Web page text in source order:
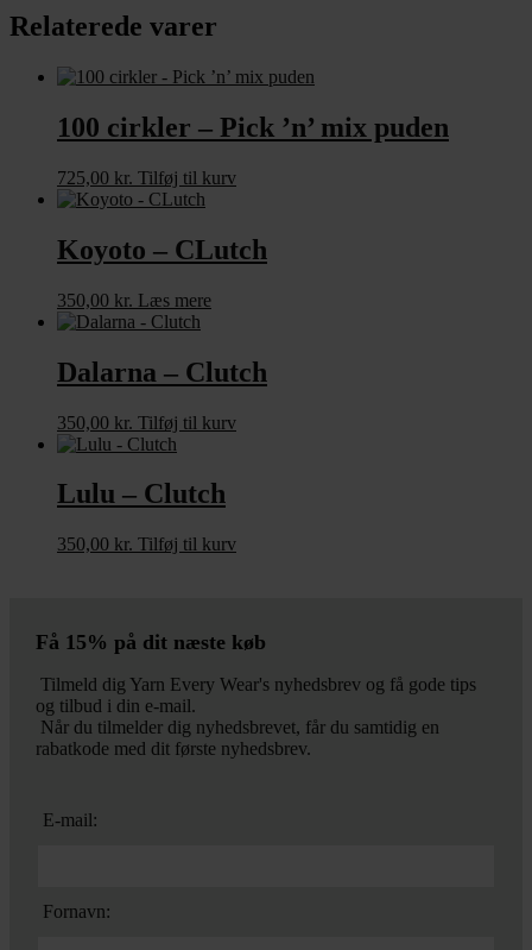
Relaterede varer
100 cirkler – Pick ’n’ mix puden
725,00 kr. Tilføj til kurv
Koyoto – CLutch
350,00 kr. Læs mere
Dalarna – Clutch
350,00 kr. Tilføj til kurv
Lulu – Clutch
350,00 kr. Tilføj til kurv
Få 15% på dit næste køb
Tilmeld dig Yarn Every Wear's nyhedsbrev og få gode tips
og tilbud i din e-mail.
Når du tilmelder dig nyhedsbrevet, får du samtidig en
rabatkode med dit første nyhedsbrev.
E-mail:
Fornavn: